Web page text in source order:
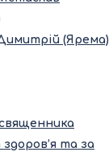
(Ярема)
та за